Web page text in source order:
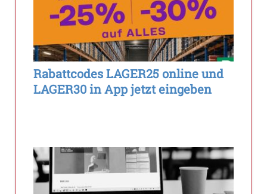
Rabattcodes LAGER25 online und
LAGER30 in App jetzt eingeben